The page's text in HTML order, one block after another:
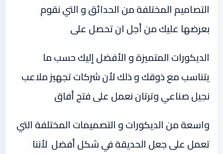
التصاميم المختلفة من الحدائق و التي نقوم
بعرضها عليك من أجل ان تحصل على
الديكورات المتميزة و الأفضل إليك حسب ما
يتناسب مع ذوقك و ذلك لأن شركات تجهيز ملاعب
نجيل صناعي وترتان نعمل على فتح أفاق
واسعة من الديكورات و التصميمات المختلفة التي
تعمل على جعل الحديقة في شكل أفضل لأننا